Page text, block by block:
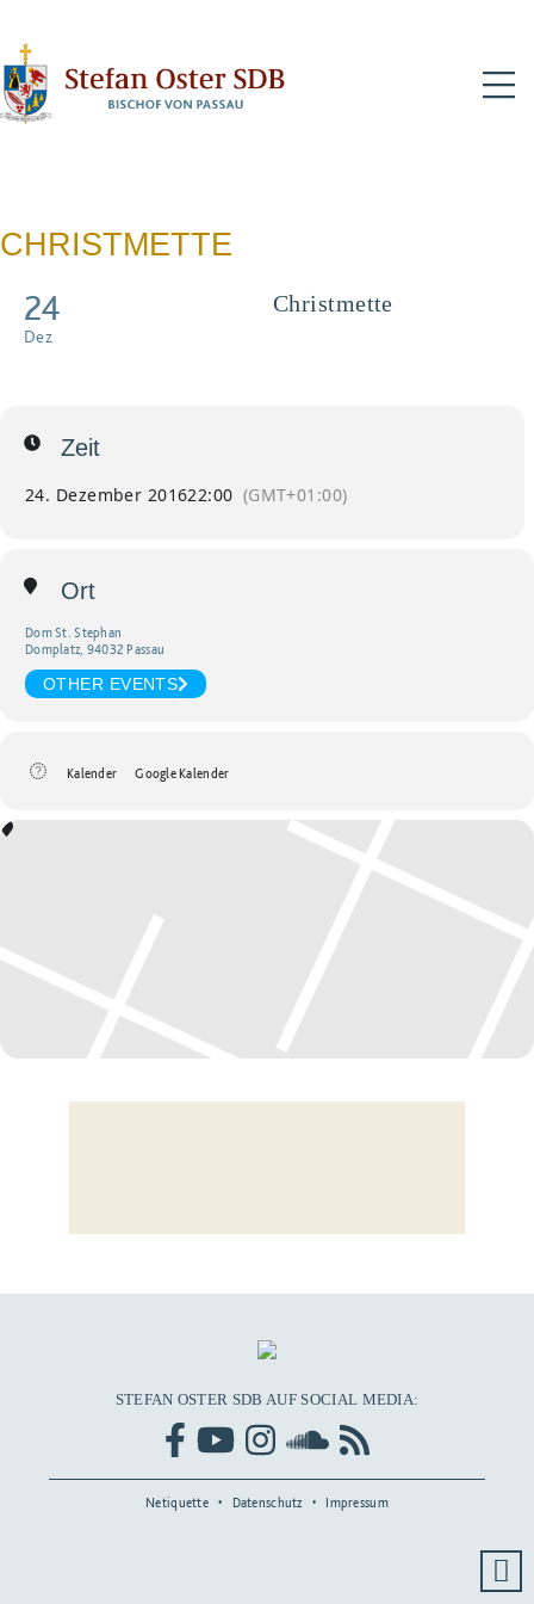
CHRISTMETTE
24
Dez
Christmette
Zeit
24. Dezember 201622:00 (GMT+01:00)
Ort
Dom St. Stephan
Domplatz, 94032 Passau
OTHER EVENTS
Kalender Google Kalender
STEFAN OSTER SDB AUF SOCIAL MEDIA:
Netiquette Datenschutz Impressum